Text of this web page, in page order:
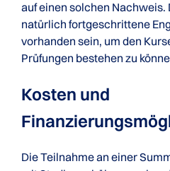
auf einen solchen Nachweis.
natürlich fortgeschrittene
vorhanden sein, um den
Prüfungen bestehen zu
Kosten und
Die Teilnahme an einer